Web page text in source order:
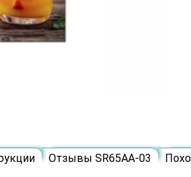
Отзывы SR65AA-03